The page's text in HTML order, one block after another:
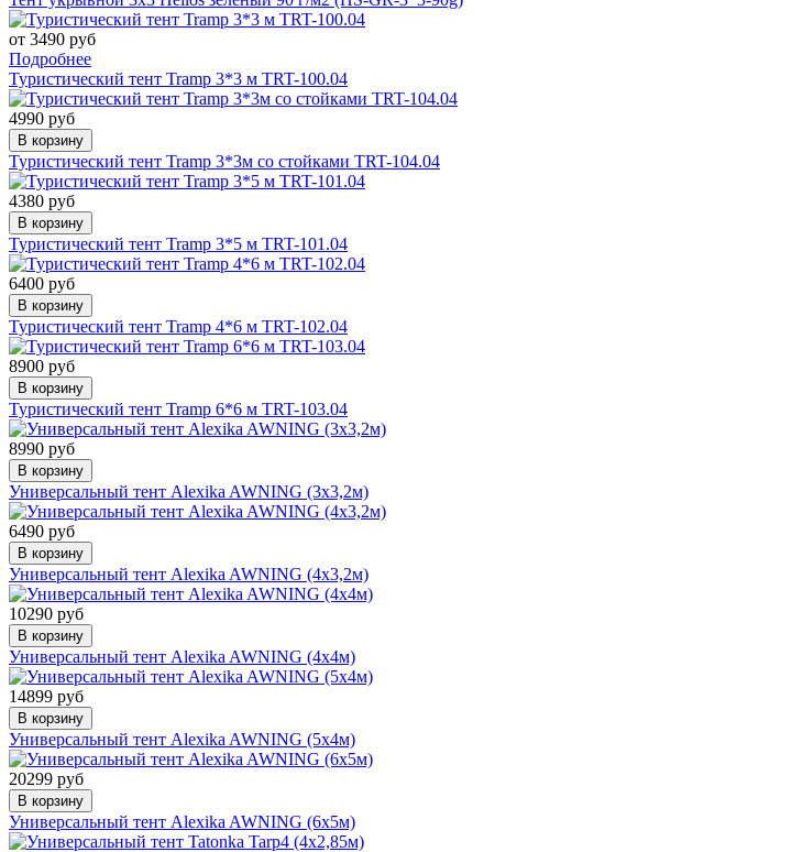
от 3490 руб
Подробнее
Туристический тент Tramp 3*3 м TRT-100.04
4990 руб
В корзину
Туристический тент Tramp 3*3м со стойками TRT-104.04
4380 руб
В корзину
Туристический тент Tramp 3*5 м TRT-101.04
6400 руб
В корзину
Туристический тент Tramp 4*6 м TRT-102.04
8900 руб
В корзину
Туристический тент Tramp 6*6 м TRT-103.04
8990 руб
В корзину
Универсальный тент Alexika AWNING (3х3,2м)
6490 руб
В корзину
Универсальный тент Alexika AWNING (4х3,2м)
10290 руб
В корзину
Универсальный тент Alexika AWNING (4х4м)
14899 руб
В корзину
Универсальный тент Alexika AWNING (5х4м)
20299 руб
В корзину
Универсальный тент Alexika AWNING (6х5м)